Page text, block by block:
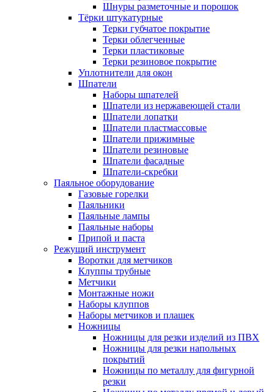
Шнуры разметочные и порошок
Тёрки штукатурные
Терки губчатое покрытие
Терки облегченные
Терки пластиковые
Терки резиновое покрытие
Уплотнители для окон
Шпатели
Наборы шпателей
Шпатели из нержавеющей стали
Шпатели лопатки
Шпатели пластмассовые
Шпатели прижимные
Шпатели резиновые
Шпатели фасадные
Шпатели-скребки
Паяльное оборудование
Газовые горелки
Паяльники
Паяльные лампы
Паяльные наборы
Припой и паста
Режущий инструмент
Воротки для метчиков
Клуппы трубные
Метчики
Монтажные ножи
Наборы клуппов
Наборы метчиков и плашек
Ножницы
Ножницы для резки изделий из ПВХ
Ножницы для резки напольных
покрытий
Ножницы по металлу для фигурной
резки